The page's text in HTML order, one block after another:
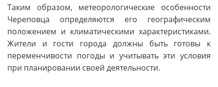
Таким образом, метеорологические особенности
Череповца определяются его географическим
положением и климатическими характеристиками.
Жители и гости города должны быть готовы к
переменчивости погоды и учитывать эти условия
при планировании своей деятельности.